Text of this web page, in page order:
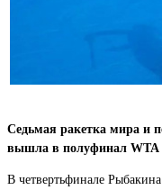
Седьмая ракетка мира и
вышла в полуфинал WTA
В четвертьфинале